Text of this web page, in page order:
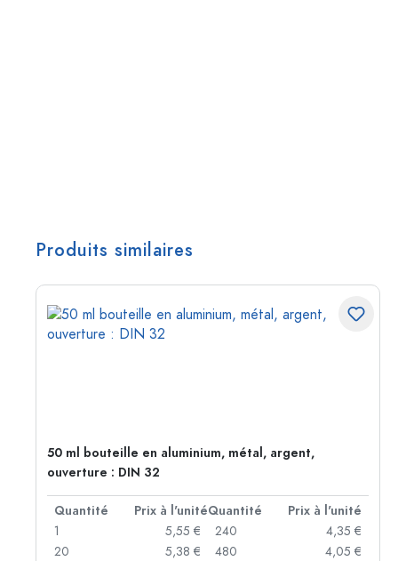
Produits similaires
50 ml bouteille en aluminium, métal, argent,
ouverture : DIN 32
Quantité Prix à l'unitéQuantité
Prix à l'unité
1
5,55 €
20
5,38 €
240
4,35 €
480
4,05 €